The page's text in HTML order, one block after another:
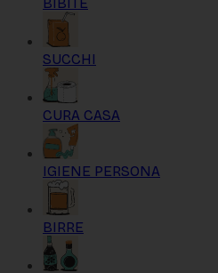
SUCCHI
CURA CASA
IGIENE PERSONA
BIRRE